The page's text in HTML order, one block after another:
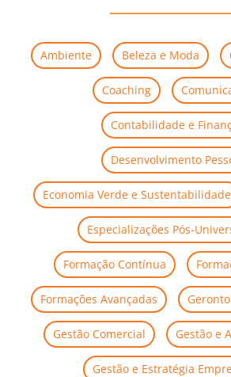
Ambiente Beleza e Moda
Coaching
Contabilidade e
Desenvolvimento
Economia Verde e Sustentabilidade
Especializações Pós-
Formação Contínua
Formações Avançadas
Gestão Comercial Gestão e
Gestão e Estratégia